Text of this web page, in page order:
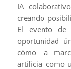
IA
creando
El evento de
oportunidad
cómo la
artificial como